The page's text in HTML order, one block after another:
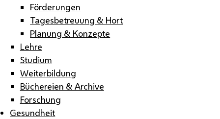
Förderungen
Tagesbetreuung & Hort
Planung & Konzepte
Lehre
Studium
Weiterbildung
Büchereien & Archive
Forschung
Gesundheit